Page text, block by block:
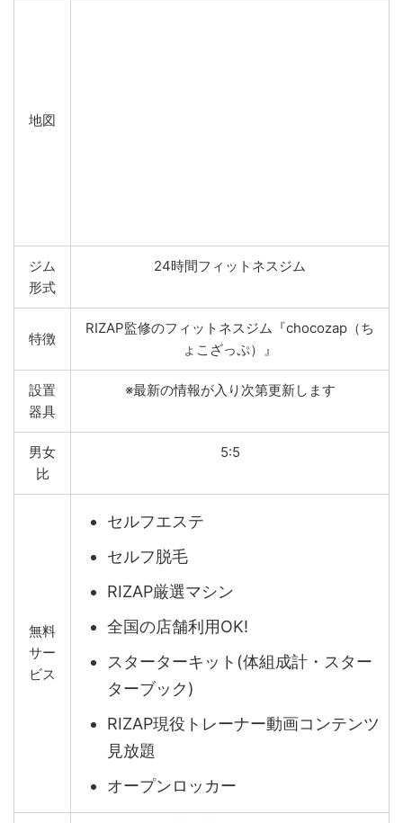
地図
ジム
形式
24時間フィットネスジム
特徴
RIZAP監修のフィットネスジム『chocozap（ち
ょこざっぷ）』
設置
器具
※最新の情報が入り次第更新します
男女
比
5:5
無料
サー
ビス
セルフエステ
セルフ脱毛
RIZAP厳選マシン
全国の店舗利用OK!
スターターキット(体組成計・スター
ターブック)
RIZAP現役トレーナー動画コンテンツ
見放題
オープンロッカー